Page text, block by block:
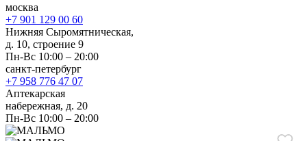
москва
+7 901 129 00 60
Нижняя Сыромятническая,
д. 10, строение 9
Пн-Вс 10:00 – 20:00
санкт-петербург
+7 958 776 47 07
Аптекарская
набережная, д. 20
Пн-Вс 10:00 – 20:00